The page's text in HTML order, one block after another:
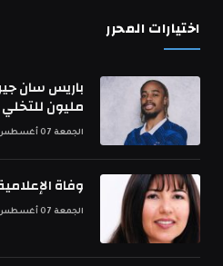
اختيارات المحرر
مليون
الجمعة 07 أغسطس 5:55 ص
وفاة
الجمعة 07 أغسطس 5:32 ص